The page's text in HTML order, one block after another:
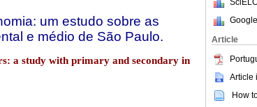
Article
Article
How
um estudo sobre as
e médio de São Paulo.
a study with primary and secondary in